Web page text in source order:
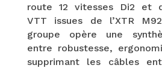
route 12 vitesses Di2 et
VTT issues de l’XTR
groupe opère une
entre robustesse,
supprimant les câbles